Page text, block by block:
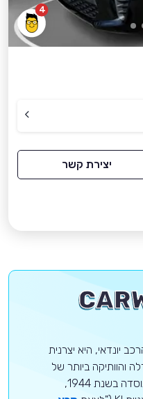
4
יצירת קשר
יונדאי, היא יצרנית
והוותיקה ביותר של
כלי רכב מונעים בקוריאה. החברה נוסדה בשנת 1944,